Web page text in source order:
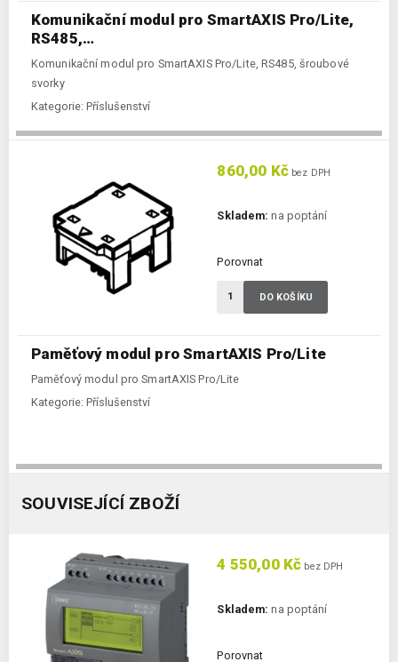
Komunikační modul pro SmartAXIS Pro/Lite,
RS485,…
Komunikační modul pro SmartAXIS Pro/Lite, RS485, šroubové
svorky
Kategorie: Příslušenství
Paměťový modul pro SmartAXIS Pro/Lite
Paměťový modul pro SmartAXIS Pro/Lite
Kategorie: Příslušenství
860,00 Kč bez DPH
Skladem: na poptání
Porovnat
DO KOŠÍKU
SOUVISEJÍCÍ ZBOŽÍ
4 550,00 Kč bez DPH
Skladem: na poptání
Porovnat